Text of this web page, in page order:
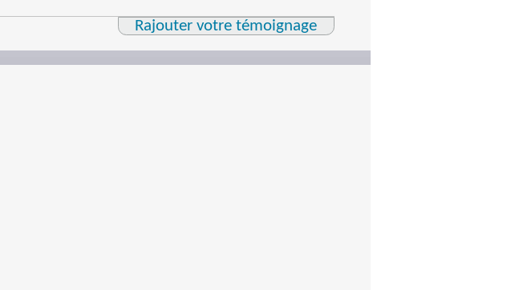
Rajouter votre témoignage